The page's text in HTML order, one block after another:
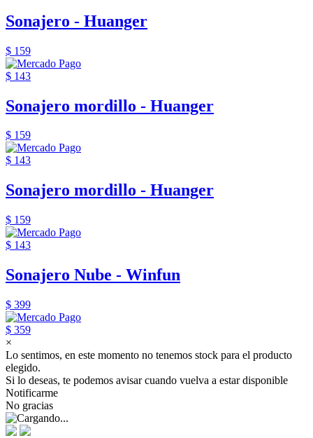
Sonajero - Huanger
$ 159
$ 143
Sonajero mordillo - Huanger
$ 159
$ 143
Sonajero mordillo - Huanger
$ 159
$ 143
Sonajero Nube - Winfun
$ 399
$ 359
×
Lo sentimos, en este momento no tenemos stock para el producto
elegido.
Si lo deseas, te podemos avisar cuando vuelva a estar disponible
Notificarme
No gracias